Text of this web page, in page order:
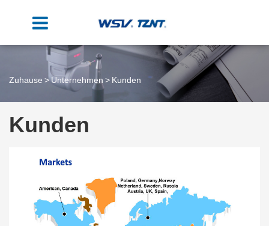
Zuhause Unternehmen Kunden
Kunden